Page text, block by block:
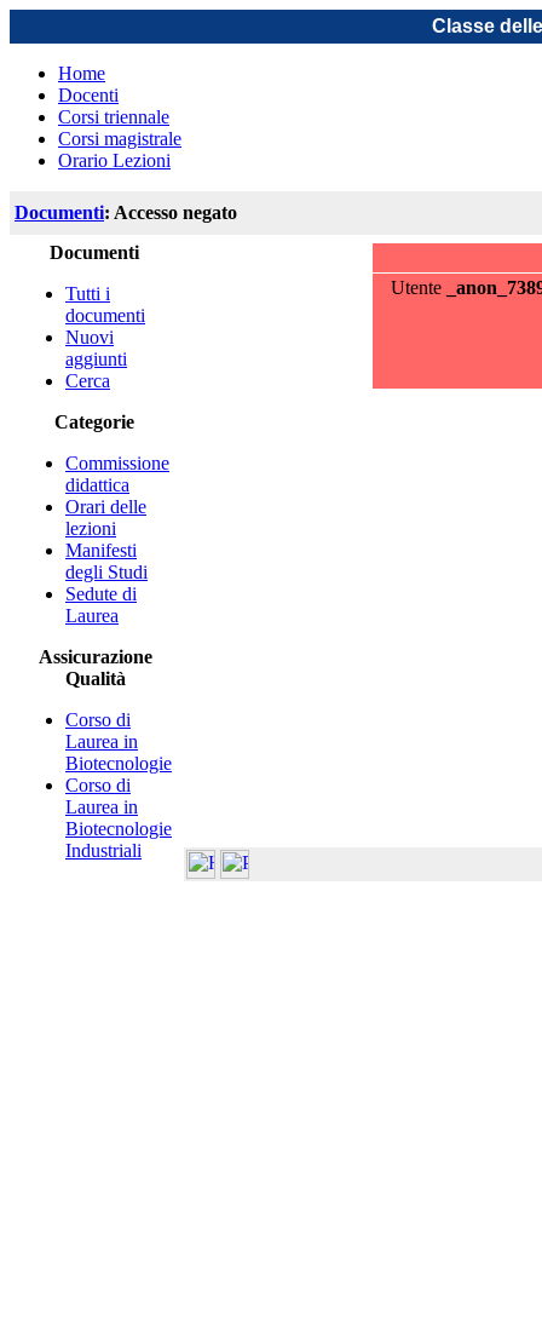
Classe
Home
Docenti
Corsi triennale
Corsi magistrale
Orario Lezioni
Documenti: Accesso negato
Documenti
Tutti i
documenti
Nuovi
aggiunti
Cerca
Categorie
Commissione
didattica
Orari delle
lezioni
Manifesti
degli Studi
Sedute di
Laurea
Assicurazione
Qualità
Corso di
Laurea in
Biotecnologie
Corso di
Laurea in
Biotecnologie
Industriali
Utente